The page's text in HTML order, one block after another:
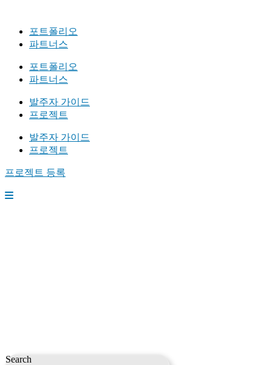
포트폴리오
파트너스
포트폴리오
파트너스
발주자 가이드
프로젝트
발주자 가이드
프로젝트
프로젝트 등록
Search